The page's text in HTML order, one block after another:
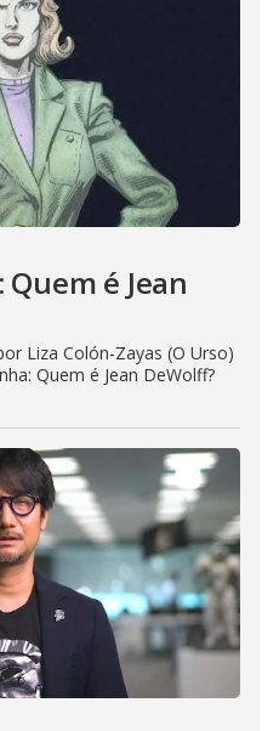
é Jean
Liza Colón-Zayas (O Urso)
Quem é Jean DeWolff?